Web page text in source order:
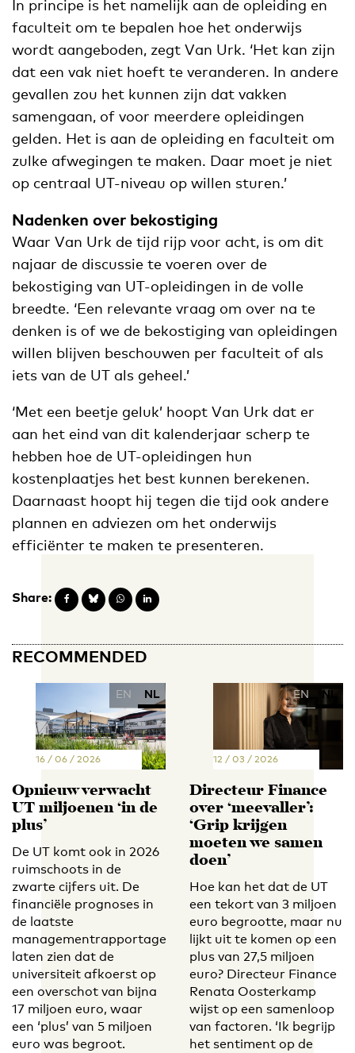
In principe is het namelijk aan de opleiding en
faculteit om te bepalen hoe het onderwijs
wordt aangeboden, zegt Van Urk. ‘Het kan zijn
dat een vak niet hoeft te veranderen. In andere
gevallen zou het kunnen zijn dat vakken
samengaan, of voor meerdere opleidingen
gelden. Het is aan de opleiding en faculteit om
zulke afwegingen te maken. Daar moet je niet
op centraal UT-niveau op willen sturen.’
Nadenken over bekostiging
Waar Van Urk de tijd rijp voor acht, is om dit
najaar de discussie te voeren over de
bekostiging van UT-opleidingen in de volle
breedte. ‘Een relevante vraag om over na te
denken is of we de bekostiging van opleidingen
willen blijven beschouwen per faculteit of als
iets van de UT als geheel.’
‘Met een beetje geluk’ hoopt Van Urk dat er
aan het eind van dit kalenderjaar scherp te
hebben hoe de UT-opleidingen hun
kostenplaatjes het best kunnen berekenen.
Daarnaast hoopt hij tegen die tijd ook andere
plannen en adviezen om het onderwijs
efficiënter te maken te presenteren.
Share:
RECOMMENDED
EN NL
16 / 06 / 2026
Opnieuw verwacht
UT miljoenen ‘in de
plus’
De UT komt ook in 2026
ruimschoots in de
zwarte cijfers uit. De
financiële prognoses in
de laatste
managementrapportage
laten zien dat de
universiteit afkoerst op
een overschot van bijna
17 miljoen euro, waar
een ‘plus’ van 5 miljoen
euro was begroot.
EN NL
12 / 03 / 2026
Directeur Finance
over ‘meevaller’:
‘Grip krijgen
moeten we samen
doen’
Hoe kan het dat de UT
een tekort van 3 miljoen
euro begrootte, maar nu
lijkt uit te komen op een
plus van 27,5 miljoen
euro? Directeur Finance
Renata Oosterkamp
wijst op een samenloop
van factoren. ‘Ik begrijp
het sentiment op de